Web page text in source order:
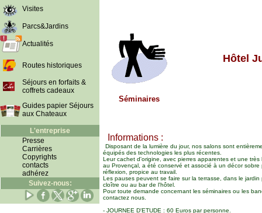
Visites
Parcs&Jardins
Actualités
Routes historiques
Séjours en forfaits &
coffrets cadeaux
Guides papier Séjours
aux Chateaux
L'entreprise
Presse
Carrières
Copyrights
contacts
adhérez
Suivez-nous:
Hôtel
Séminaires
Informations :
Disposant de la lumière du jour, nos salons sont
équipés des technologies les plus récentes.
Leur cachet d'origine, avec pierres apparentes et une très
au Provençal, a été conservé et associé à un décor sobre
réflexion, propice au travail.
Les pauses peuvent se faire sur la terrasse, dans le jardin
cloître ou au bar de l'hôtel.
Pour toute demande concernant les séminaires ou les
contactez nous.
- JOURNEE D'ETUDE : 60 Euros par personne.